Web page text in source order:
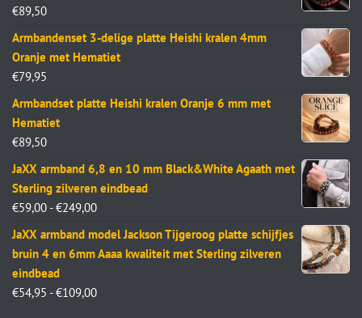
€89,50
Armbandenset 3-delige platte Heishi kralen 4mm
Oranje met Hematiet
€79,95
Armbandset platte Heishi kralen Oranje 6 mm met
Hematiet
€89,50
JaXX armband 6,8 en 10 mm Black&White Agaath met
Sterling zilveren eindbead
€59,00 - €249,00
JaXX armband model Jackson Tijgeroog platte schijfjes
bruin 4 en 6mm Aaaa kwaliteit met Sterling zilveren
eindbead
€54,95 - €109,00